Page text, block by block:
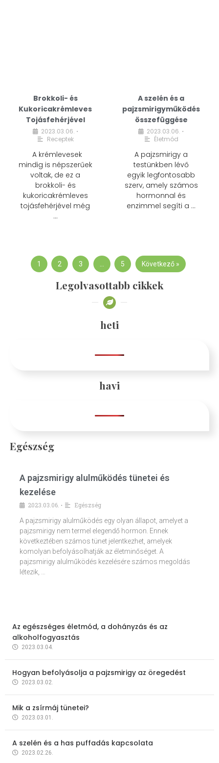
Brokkoli- és
Kukoricakrémleves
Tojásfehérjével
2023.03.06. •
Receptek
A krémlevesek
mindig is népszerűek
voltak, de ez a
brokkoli- és
kukoricakrémleves
tojásfehérjével még
…
A szelén és a
pajzsmirigyműködés
összefüggése
2023.03.06. •
Életmód
A pajzsmirigy a
testünkben lévő
egyik legfontosabb
szerv, amely számos
hormonnal és
enzimmel segíti a …
1 2 3 … 5 Következő »
Legolvasottabb cikkek
heti
havi
Egészség
A pajzsmirigy alulműködés tünetei és
kezelése
2023.03.06. •
Egészség
A pajzsmirigy alulműködés egy olyan állapot, amelyet a
pajzsmirigy nem termel elegendő hormon. Ennek
következtében számos tünet jelentkezhet, amelyek
komolyan befolyásolhatják az életminőséget. A
pajzsmirigy alulműködés kezelésére számos megoldás
létezik, …
Az egészséges életmód, a dohányzás és az
alkoholfogyasztás
2023.03.04.
Hogyan befolyásolja a pajzsmirigy az öregedést
2023.03.02.
Mik a zsírmáj tünetei?
2023.03.01.
A szelén és a has puffadás kapcsolata
2023.02.26.